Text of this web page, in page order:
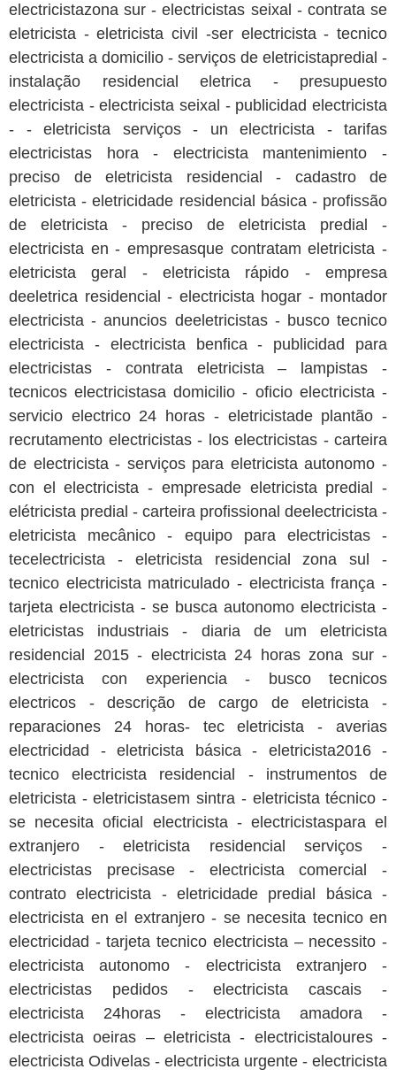
electricistazona sur - electricistas seixal - contrata se
eletricista - eletricista civil -ser electricista - tecnico
electricista a domicilio - serviços de eletricistapredial -
instalação residencial eletrica - presupuesto
electricista - electricista seixal - publicidad electricista
- - eletricista serviços - un electricista - tarifas
electricistas hora - electricista mantenimiento -
preciso de eletricista residencial - cadastro de
eletricista - eletricidade residencial básica - profissão
de eletricista - preciso de eletricista predial -
electricista en - empresasque contratam eletricista -
eletricista geral - eletricista rápido - empresa
deeletrica residencial - electricista hogar - montador
electricista - anuncios deeletricistas - busco tecnico
electricista - electricista benfica - publicidad para
electricistas - contrata eletricista – lampistas -
tecnicos electricistasa domicilio - oficio electricista -
servicio electrico 24 horas - eletricistade plantão -
recrutamento electricistas - los electricistas - carteira
de electricista - serviços para eletricista autonomo -
con el electricista - empresade eletricista predial -
elétricista predial - carteira profissional deelectricista -
eletricista mecânico - equipo para electricistas -
tecelectricista - eletricista residencial zona sul -
tecnico electricista matriculado - electricista frança -
tarjeta electricista - se busca autonomo electricista -
eletricistas industriais - diaria de um eletricista
residencial 2015 - electricista 24 horas zona sur -
electricista con experiencia - busco tecnicos
electricos - descrição de cargo de eletricista -
reparaciones 24 horas- tec eletricista - averias
electricidad - eletricista básica - eletricista2016 -
tecnico electricista residencial - instrumentos de
eletricista - eletricistasem sintra - eletricista técnico -
se necesita oficial electricista - electricistaspara el
extranjero - eletricista residencial serviços -
electricistas precisase - electricista comercial -
contrato electricista - eletricidade predial básica -
electricista en el extranjero - se necesita tecnico en
electricidad - tarjeta tecnico electricista – necessito -
electricista autonomo - electricista extranjero -
electricistas pedidos - electricista cascais -
electricista 24horas - electricista amadora -
electricista oeiras – eletricista - electricistaloures -
electricista Odivelas - electricista urgente - electricista